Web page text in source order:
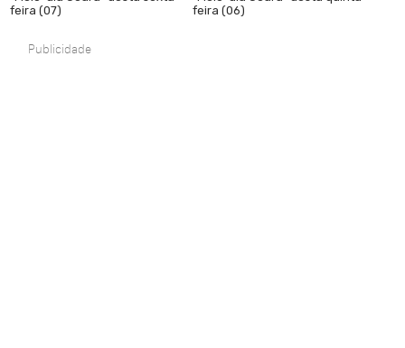
feira (07)
feira (06)
Publicidade